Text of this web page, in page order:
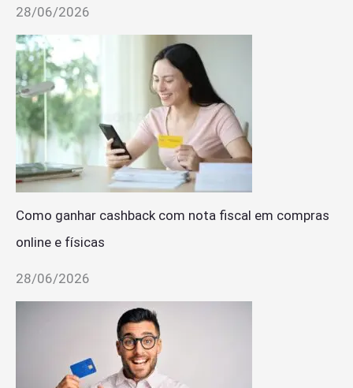
28/06/2026
Como ganhar cashback com nota fiscal em compras
online e físicas
28/06/2026